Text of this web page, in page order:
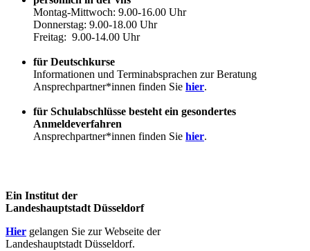
Montag-Mittwoch: 9.00-16.00 Uhr
Donnerstag: 9.00-18.00 Uhr
Freitag: 9.00-14.00 Uhr
für Deutschkurse
Informationen und Terminabsprachen zur Beratung
Ansprechpartner*innen finden Sie hier.
für Schulabschlüsse besteht ein gesondertes
Anmeldeverfahren
Ansprechpartner*innen finden Sie hier.
Ein Institut der
Landeshauptstadt Düsseldorf
Hier gelangen Sie zur Webseite der
Landeshauptstadt Düsseldorf.